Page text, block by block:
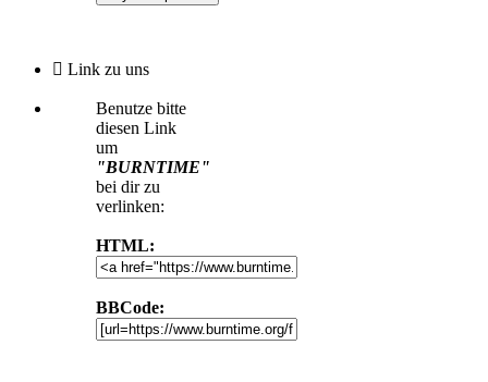
Link zu uns
Benutze bitte
diesen Link
um
"BURNTIME"
bei dir zu
verlinken:
HTML:
BBCode: